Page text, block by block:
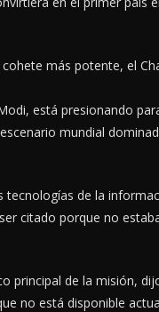
cohete más potente, el
está presionando
mundial
tecnologías de la
citado porque no
principal de la misión,
no está disponible